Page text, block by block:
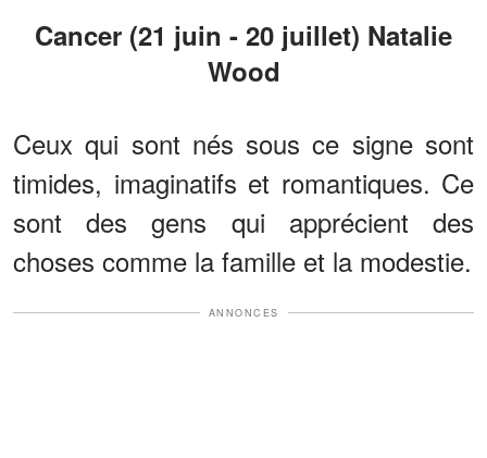
Cancer (21 juin - 20 juillet) Natalie
Wood
Ceux qui sont nés sous ce signe sont
timides, imaginatifs et romantiques. Ce
sont des gens qui apprécient des
choses comme la famille et la modestie.
ANNONCES